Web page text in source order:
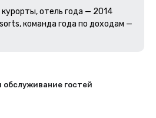
отель года — 2014
команда года по доходам —
обслуживание гостей